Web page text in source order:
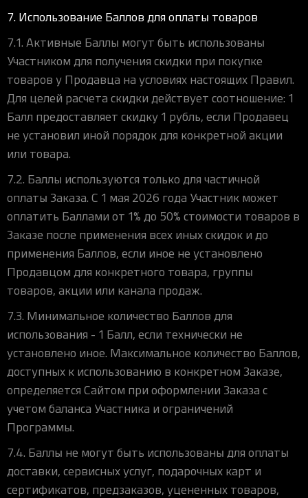
7. Использование Баллов для оплаты товаров
7.1. Активные Баллы могут быть использованы
Участником для получения скидки при покупке
товаров у Продавца на условиях настоящих Правил.
Для целей расчета скидки действует соотношение: 1
Балл предоставляет скидку 1 рубль, если Продавец
не установил иной порядок для конкретной акции
или товара.
7.2. Баллы используются только для частичной
оплаты Заказа. С 1 мая 2026 года Участник может
оплатить Баллами от 1% до 50% стоимости товаров в
Заказе после применения всех иных скидок и до
применения Баллов, если иное не установлено
Продавцом для конкретного товара, группы
товаров, акции или канала продаж.
7.3. Минимальное количество Баллов для
использования - 1 Балл, если технически не
установлено иное. Максимальное количество Баллов,
доступных к использованию в конкретном Заказе,
определяется Сайтом при оформлении Заказа с
учетом баланса Участника и ограничений
Программы.
7.4. Баллы не могут быть использованы для оплаты
доставки, сервисных услуг, подарочных карт и
сертификатов, предзаказов, уцененных товаров,